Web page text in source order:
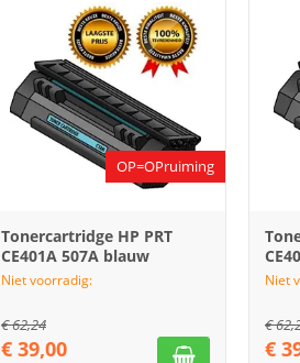
OP=OPruiming
Tonercartridge HP PRT
CE401A 507A blauw
Niet voorradig:
€62,24
€ 39,00
Niet
€
€